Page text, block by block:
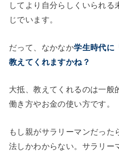
してより自分らしくいられ
じでいます。
だって、なかなか学生時代に
教えてくれますかね？
大抵、教えてくれるのは一般
働き方やお金の使い方です。
もし親がサラリーマンだっ
法しかわからない。サラリー